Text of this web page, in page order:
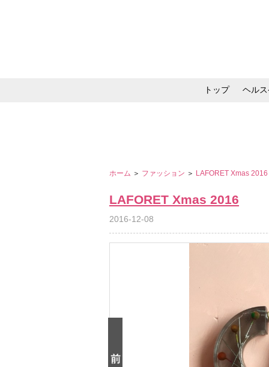
トップ ヘル
ホーム ＞ ファッション ＞ LAFORET Xmas 2016
LAFORET Xmas 2016
2016-12-08